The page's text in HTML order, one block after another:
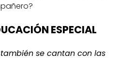
ESPECIAL
se cantan con las